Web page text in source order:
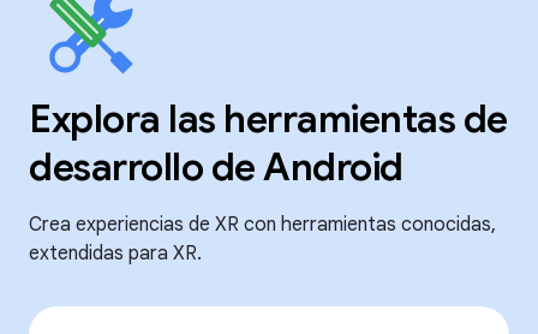
Explora las herramientas de
desarrollo de Android
Crea experiencias de XR con herramientas conocidas,
extendidas para XR.